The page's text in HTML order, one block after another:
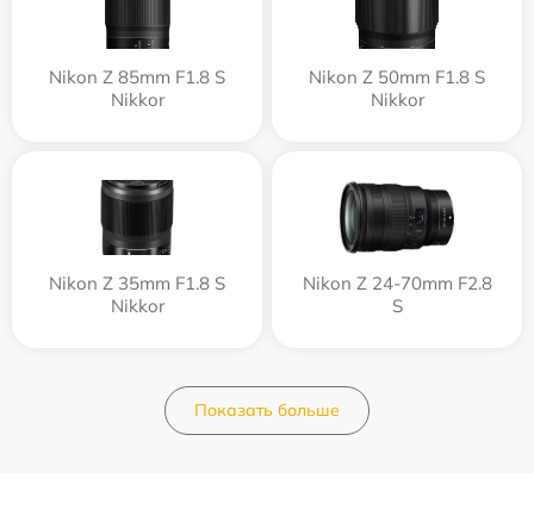
Nikon Z 85mm F1.8 S
Nikkor
Nikon Z 50mm F1.8 S
Nikkor
Nikon Z 35mm F1.8 S
Nikkor
Nikon Z 24-70mm F2.8
S
Показать больше